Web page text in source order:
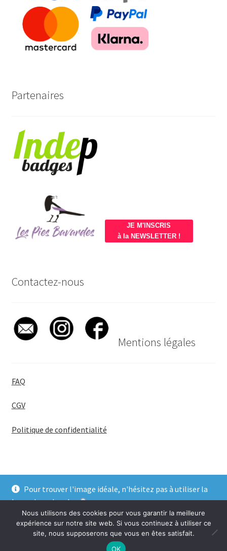
Pour trouver l'image idéale, n'hésitez pas à utiliser la
barre de recherche
Ignorer
Partenaires
JE M'INSCRIS
à la NEWSLETTER !
Contactez-nous
Mentions légales
FAQ
CGV
Politique de confidentialité
© BadgeGirl® 2026
Nous utilisons des cookies pour vous garantir la meilleure
expérience sur notre site web. Si vous continuez à utiliser ce
site, nous supposerons que vous en êtes satisfait.
OK